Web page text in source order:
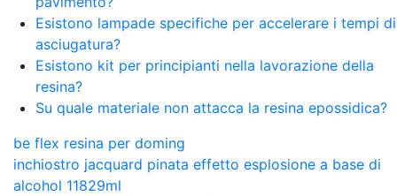
Esistono lampade specifiche per accelerare i tempi di
asciugatura?
Esistono kit per principianti nella lavorazione della
resina?
Su quale materiale non attacca la resina epossidica?
be flex resina per doming
inchiostro jacquard pinata effetto esplosione a base di
alcohol 11829ml